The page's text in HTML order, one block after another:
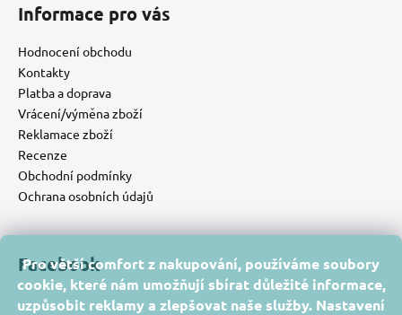
Pro větší comfort z nakupování, používáme soubory
cookie, které nám umožňují sbírat důležité informace,
uzpůsobit reklamy a zlepšovat naše služby. Nastavení
Informace pro vás
Hodnocení obchodu
Kontakty
Platba a doprava
Vrácení/výměna zboží
Reklamace zboží
Recenze
Obchodní podmínky
Ochrana osobních údajů
Facebook